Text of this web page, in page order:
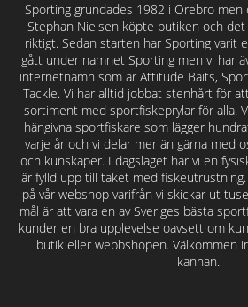
Sporting grundades 1982 i Örebro
Stephan Nielsen köpte butiken och det
riktigt. Sedan starten har Sporting varit
gått under namnet Sporting men vi har
internetnamn som är Attitude Baits,
Tackle. Vi har alltid jobbat stenhårt för
sortiment med sportfiskeprylar för alla.
hängivna sportfiskare som lägger
varje år och vi delar mer än gärna med
och kunskaper. I dagsläget har vi en
är fylld upp till taket med
på vår webshop varifrån vi skickar ut
mål är att vara en av Sveriges bästa
kunder en bra upplevelse oavsett om
butik eller webbshopen. Välkommen
kannan.